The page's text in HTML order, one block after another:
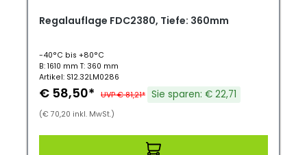
Regalauflage FDC2380, Tiefe: 360mm
-40°C bis +80°C
B: 1610 mm T: 360 mm
Artikel: S12.32LM0286
€ 58,50* UVP € 81,21* Sie sparen: € 22,71
(€ 70,20 inkl. MwSt.)